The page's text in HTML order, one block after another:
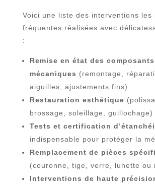
Voici une liste des interventions les
fréquentes réalisées avec
:
Remise en état des composants
mécaniques (remontage,
aiguilles, ajustements fins)
Restauration esthétique
brossage, soleillage, guillochage)
Tests et certification
indispensable pour protéger la
Remplacement de pièces
(couronne, tige, verre, lunette ou
Interventions de haute